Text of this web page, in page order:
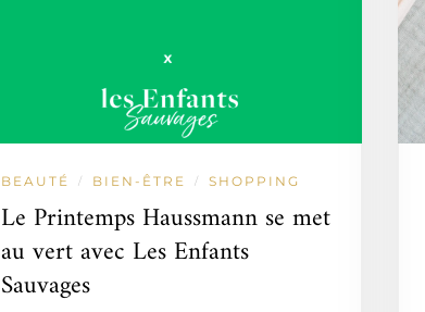
BEAUTÉ / BIEN-ÊTRE / SHOPPING
Le Printemps Haussmann se met
au vert avec Les Enfants
Sauvages